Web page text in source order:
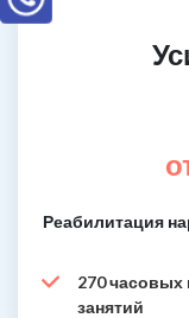
Реабилитация
270
занятий